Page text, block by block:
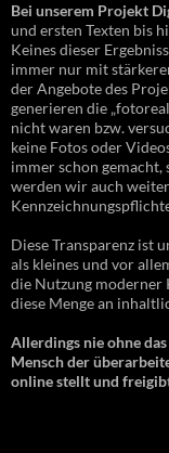
Bei unserem Projekt
und ersten Texten bis
Keines dieser
immer nur mit
der Angebote des
generieren die
nicht waren bzw.
keine Fotos oder
immer schon gemacht,
werden wir auch
Diese Transparenz ist
als kleines und vor
die Nutzung moderner
diese Menge an
Allerdings nie ohne
Mensch der
online stellt und